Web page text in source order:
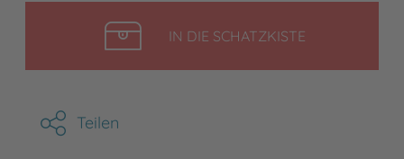
IN DIE SCHATZKISTELEGEN
Teilen